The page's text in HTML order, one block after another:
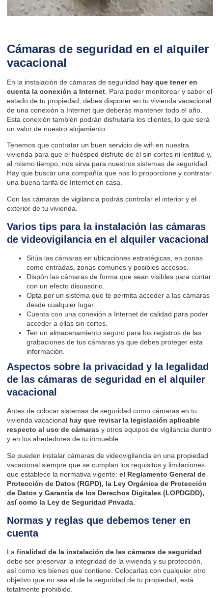
Cámaras de seguridad en el alquiler
vacacional
En la instalación de cámaras de seguridad hay que tener en
cuenta la conexión a Internet . Para poder monitorear y saber el
estado de tu propiedad, debes disponer en tu vivienda vacacional
de una conexión a Internet que deberás mantener todo el año.
Esta conexión también podrán disfrutarla los clientes, lo que será
un valor de nuestro alojamiento.
Tenemos que contratar un buen servicio de wifi en nuestra
vivienda para que el huésped disfrute de él sin cortes ni lentitud y,
al mismo tiempo, nos sirva para nuestros sistemas de seguridad.
Hay que buscar una compañía que nos lo proporcione y contratar
una buena tarifa de Internet en casa.
Con las cámaras de vigilancia podrás controlar el interior y el
exterior de tu vivienda.
Varios tips para la instalación las cámaras
de videovigilancia en el alquiler vacacional
Sitúa las cámaras en ubicaciones estratégicas, en zonas
como entradas, zonas comunes y posibles accesos.
Dispón las cámaras de forma que sean visibles para contar
con un efecto disuasorio.
Opta por un sistema que te permita acceder a las cámaras
desde cualquier lugar.
Cuenta con una conexión a Internet de calidad para poder
acceder a ellas sin cortes.
Ten un almacenamiento seguro para los registros de las
grabaciones de tus cámaras ya que debes proteger esta
información.
Aspectos sobre la privacidad y la legalidad
de las cámaras de seguridad en el alquiler
vacacional
Antes de colocar sistemas de seguridad como cámaras en tu
vivienda vacacional hay que revisar la legislación aplicable
respecto al uso de cámaras y otros equipos de vigilancia dentro
y en los alrededores de tu inmueble.
Se pueden instalar cámaras de videovigilancia en una propiedad
vacacional siempre que se cumplan los requisitos y limitaciones
que establece la normativa vigente: el Reglamento General de
Protección de Datos (RGPD), la Ley Orgánica de Protección
de Datos y Garantía de los Derechos Digitales (LOPDGDD),
así como la Ley de Seguridad Privada.
Normas y reglas que debemos tener en
cuenta
La finalidad de la instalación de las cámaras de seguridad
debe ser preservar la integridad de la vivienda y su protección,
así como los bienes que contiene. Colocarlas con cualquier otro
objetivo que no sea el de la seguridad de tu propiedad, está
totalmente prohibido.